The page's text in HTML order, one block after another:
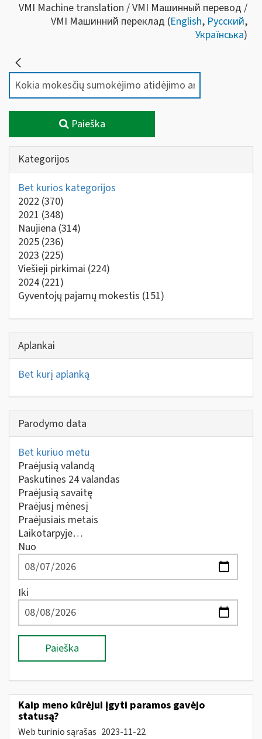
VMI Machine translation / VMI Машинный перевод /
VMI Машинний переклад (English, Русский,
Українська)
Paieška
Kategorijos
Bet kurios kategorijos
2022 (370)
2021 (348)
Naujiena (314)
2025 (236)
2023 (225)
Viešieji pirkimai (224)
2024 (221)
Gyventojų pajamų mokestis (151)
Aplankai
Bet kurį aplanką
Parodymo data
Bet kuriuo metu
Praėjusią valandą
Paskutines 24 valandas
Praėjusią savaitę
Praėjusį mėnesį
Praėjusiais metais
Laikotarpyje…
Nuo
Iki
Paieška
Kaip meno kūrėjui įgyti paramos gavėjo
statusą?
Web turinio sąrašas 2023-11-22